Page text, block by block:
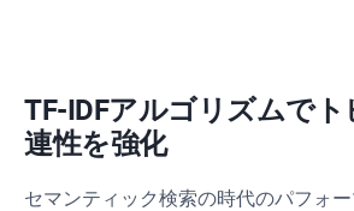
TF-IDFアルゴリズムでト
連性を強化
セマンティック検索の時代のパフォ